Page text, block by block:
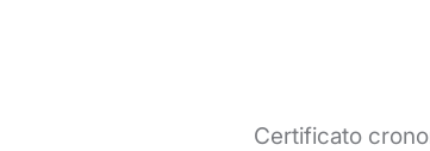
Certificato